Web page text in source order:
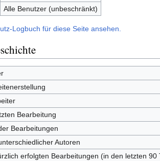
Alle Benutzer (unbeschränkt)
Logbuch für diese Seite ansehen.
Bearbeitung
Bearbeitungen
Autoren
erfolgten Bearbeitungen (in den letzten 90